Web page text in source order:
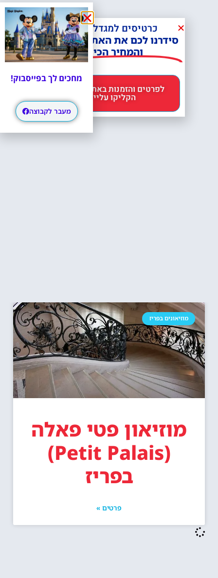
מוזיאונים בפריז
מוזיאון פטי פאלה
(Petit Palais)
בפריז
פרטים »
כרטיסים למגדל אייפל?
סידרנו לכם את האתר הכי אמין -
והמחיר הכי זול!
הקליקו עליי 😊
מחכים לך בפייסבוק!
מעבר לקבוצה